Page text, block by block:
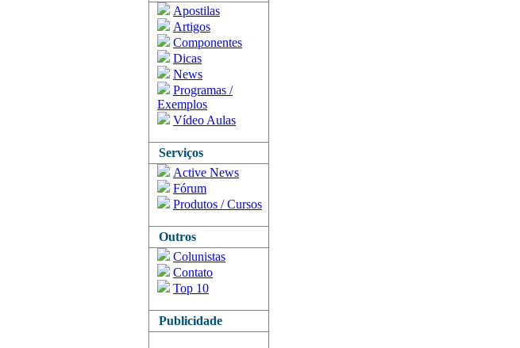
Apostilas
Artigos
Componentes
Dicas
News
Programas /
Exemplos
Vídeo Aulas
Serviços
Active News
Fórum
Produtos / Cursos
Outros
Colunistas
Contato
Top 10
Publicidade